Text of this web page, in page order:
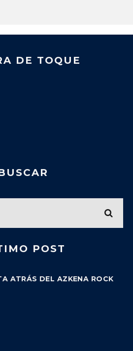
DE TOQUE
POST
ATRÁS DEL AZKENA ROCK